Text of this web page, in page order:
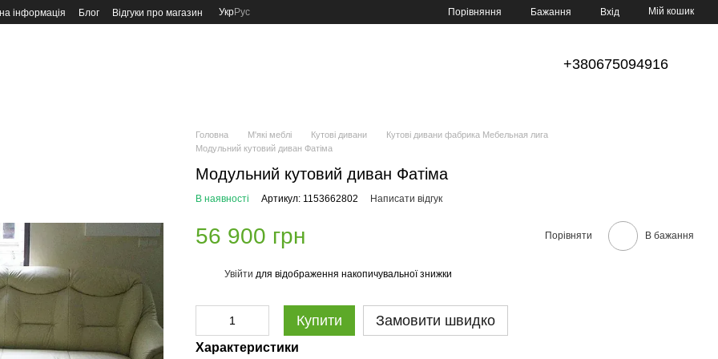
інформація Блог Відгуки про магазин УкрРус Порівняння Бажання Вхід Мій кошик
+380675094916
Головна М'які меблі Кутові дивани
Кутові дивани фабрика Мебельная лига
Модульний кутовий диван Фатіма
Модульний кутовий диван Фатіма
В наявності Артикул: 1153662802 Написати відгук
56 900 грн Порівняти В бажання
Увійти для відображення накопичувальної знижки
Купити Замовити швидко
Характеристики